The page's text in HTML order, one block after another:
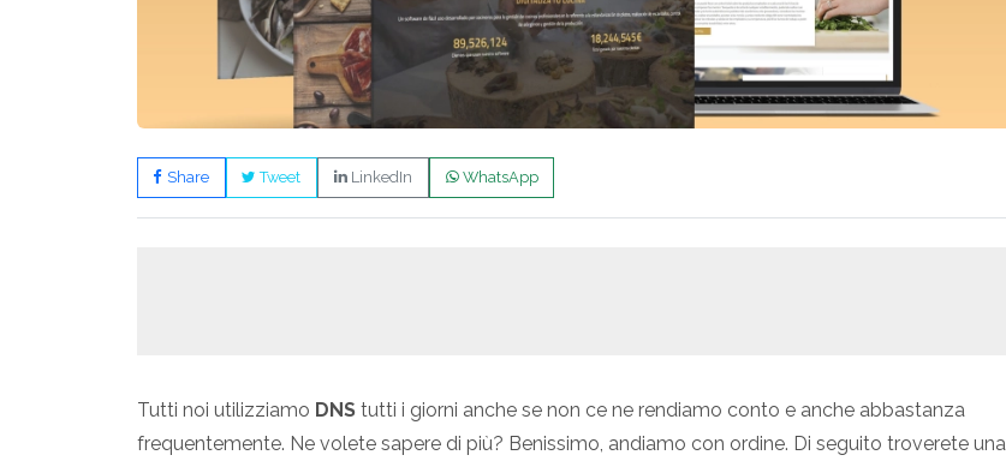
Share Tweet LinkedIn WhatsApp
Tutti noi utilizziamo DNS tutti i giorni anche se non ce ne rendiamo conto e anche abbastanza
frequentemente. Ne volete sapere di più? Benissimo, andiamo con ordine. Di seguito troverete una